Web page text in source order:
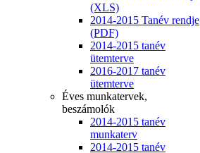
(XLS)
2014-2015 Tanév rendje
(PDF)
2014-2015 tanév
ütemterve
2016-2017 tanév
ütemterve
Éves munkatervek,
beszámolók
2014-2015 tanév
munkaterv
2014-2015 tanév